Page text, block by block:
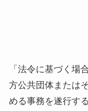
「法令に基づく場
方公共団体または
める事務を遂行す